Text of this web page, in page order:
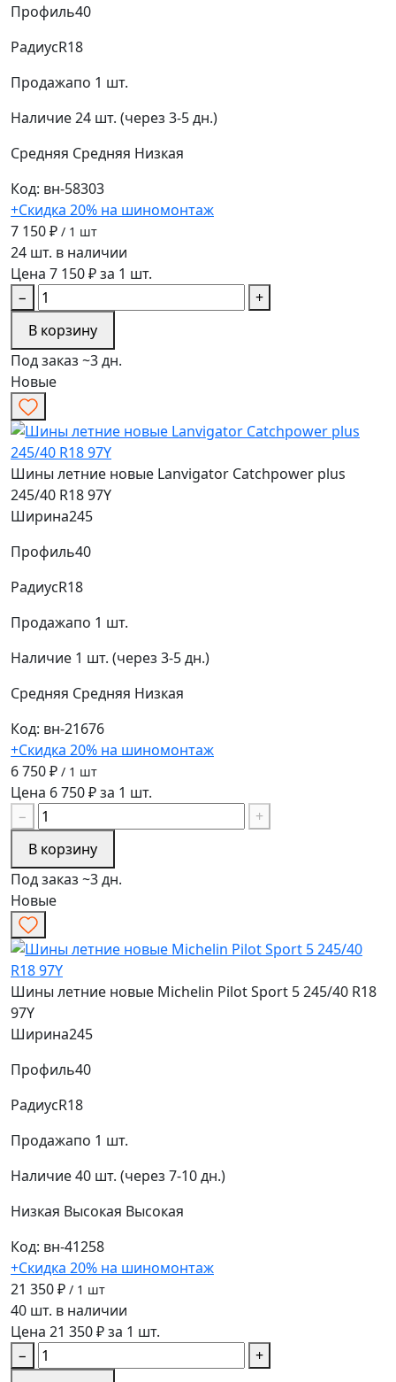
Профиль40
РадиусR18
Продажапо 1 шт.
Наличие24 шт. (через 3-5 дн.)
Средняя Средняя Низкая
Код: вн-58303
+Скидка 20% на шиномонтаж
7 150 ₽ / 1 шт
24 шт. в наличии
Цена 7 150 ₽ за 1 шт.
−
+
В корзину
Под заказ ~3 дн.
Новые
Шины летние новые Lanvigator Catchpower plus
245/40 R18 97Y
Ширина245
Профиль40
РадиусR18
Продажапо 1 шт.
Наличие 1 шт. (через 3-5 дн.)
Средняя Средняя Низкая
Код: вн-21676
+Скидка 20% на шиномонтаж
6 750 ₽ / 1 шт
Цена 6 750 ₽ за 1 шт.
−
+
В корзину
Под заказ ~3 дн.
Новые
Шины летние новые Michelin Pilot Sport 5 245/40 R18
97Y
Ширина245
Профиль40
РадиусR18
Продажапо 1 шт.
Наличие40 шт. (через 7-10 дн.)
Низкая Высокая Высокая
Код: вн-41258
+Скидка 20% на шиномонтаж
21 350 ₽ / 1 шт
40 шт. в наличии
Цена 21 350 ₽ за 1 шт.
−
+